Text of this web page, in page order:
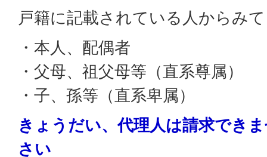
戸籍に記載されている人からみて
・本人、配偶者
・父母、祖父母等（直系尊属）
・子、孫等（直系卑属）
きょうだい、代理人は請求でき
さい